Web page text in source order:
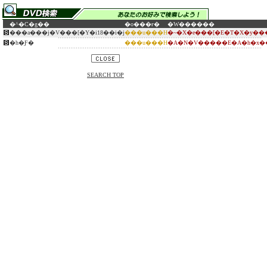
�^�C�g�� �o���ғ�
�W������
���a���j�V���[�Y�i18��i�j���u���H
�h�Ƒ�
���u���H
SEARCH TOP